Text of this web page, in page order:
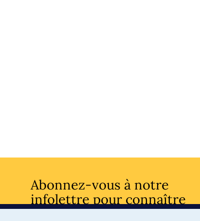
Abonnez-vous à notre
infolettre pour connaître
l’actualité facultaire